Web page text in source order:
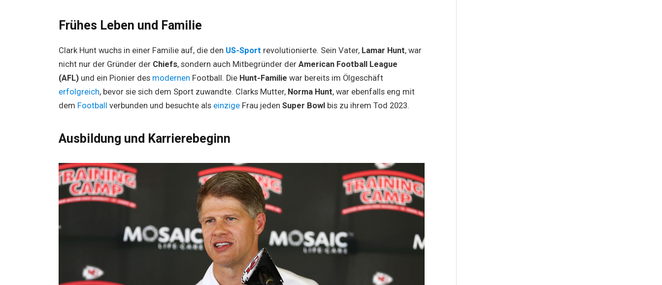
Frühes Leben und Familie
Clark Hunt wuchs in einer Familie auf, die den US-Sport revolutionierte. Sein Vater, Lamar Hunt, war
nicht nur der Gründer der Chiefs, sondern auch Mitbegründer der American Football League
(AFL)und ein Pionier des modernen Football. Die Hunt-Familie war bereits im Ölgeschäft
erfolgreich, bevor sie sich dem Sport zuwandte. Clarks Mutter, Norma Hunt, war ebenfalls eng mit
dem Football verbunden und besuchte als einzige Frau jeden Super Bowlbis zu ihrem Tod 2023.
Ausbildung und Karrierebeginn